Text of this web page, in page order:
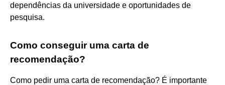
dependências da universidade e oportunidades de
pesquisa.
Como conseguir uma carta de
recomendação?
Como pedir uma carta de recomendação? É importante